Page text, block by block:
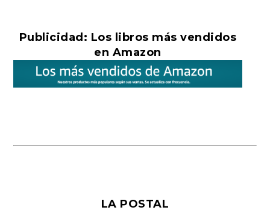
Publicidad: Los libros más vendidos
en Amazon
LA POSTAL